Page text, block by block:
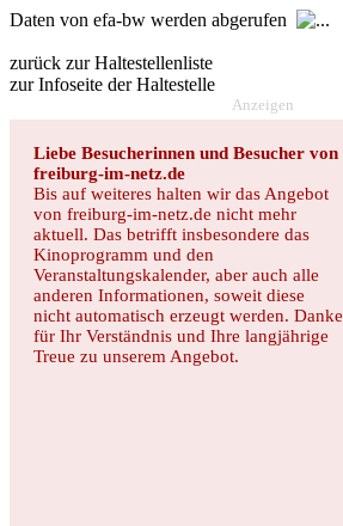
Daten von efa-bw werden abgerufen
zurück zur Haltestellenliste
zur Infoseite der Haltestelle
Anzeigen
Liebe Besucherinnen und Besucher von
freiburg-im-netz.de
Bis auf weiteres halten wir das Angebot
von freiburg-im-netz.de nicht mehr
aktuell. Das betrifft insbesondere das
Kinoprogramm und den
Veranstaltungskalender, aber auch alle
anderen Informationen, soweit diese
nicht automatisch erzeugt werden. Danke
für Ihr Verständnis und Ihre langjährige
Treue zu unserem Angebot.